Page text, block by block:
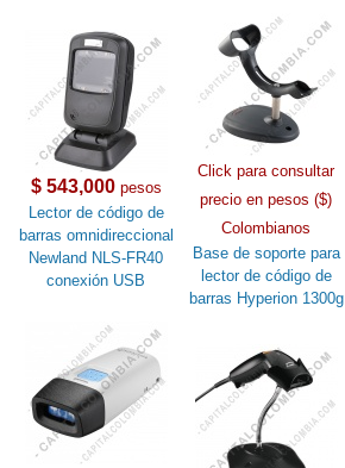
$ 543,000pesos
Lector de código de
barras omnidireccional
Newland NLS-FR40
conexión USB
Click para consultar
precio en pesos ($)
Colombianos
Base de soporte para
lector de código de
barras Hyperion 1300g